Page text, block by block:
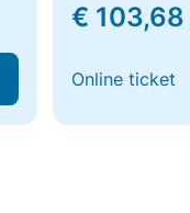
€ 103,68
Online ticket